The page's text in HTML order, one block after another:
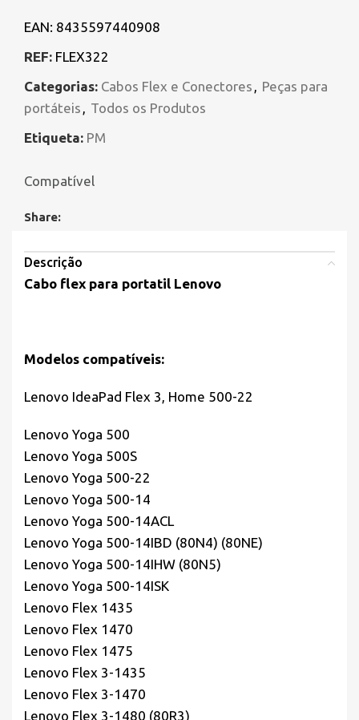
EAN: 8435597440908
REF: FLEX322
Categorias: Cabos Flex e Conectores , Peças para
portáteis , Todos os Produtos
Etiqueta: PM
Compatível
Share:
Descrição
Cabo flex para portatil Lenovo
Modelos compatíveis:
Lenovo IdeaPad Flex 3, Home 500-22
Lenovo Yoga 500
Lenovo Yoga 500S
Lenovo Yoga 500-22
Lenovo Yoga 500-14
Lenovo Yoga 500-14ACL
Lenovo Yoga 500-14IBD (80N4) (80NE)
Lenovo Yoga 500-14IHW (80N5)
Lenovo Yoga 500-14ISK
Lenovo Flex 1435
Lenovo Flex 1470
Lenovo Flex 1475
Lenovo Flex 3-1435
Lenovo Flex 3-1470
Lenovo Flex 3-1480 (80R3)